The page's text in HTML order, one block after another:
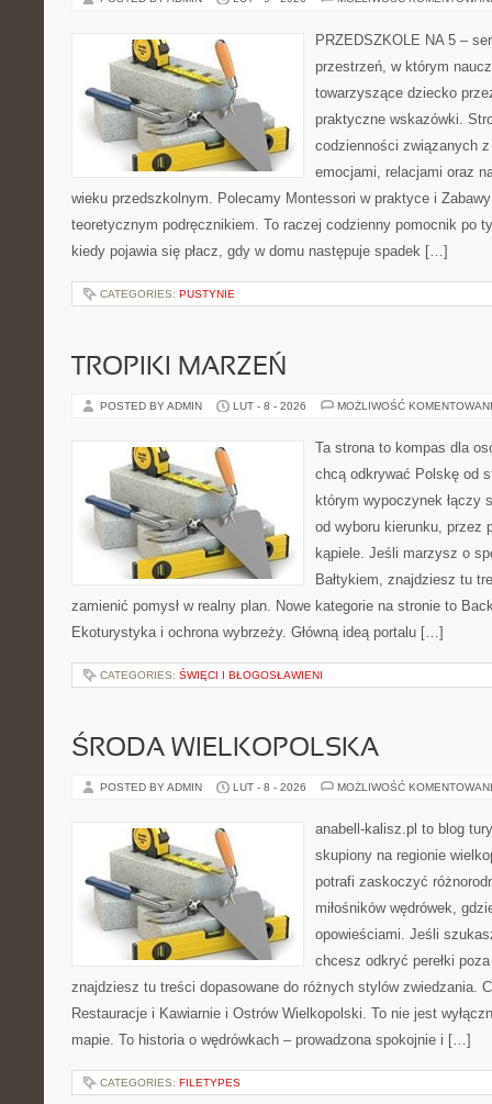
PRZEDSZKOLE NA 5 –
przestrzeń, w którym
towarzyszące dziecko
praktyczne wskazówki.
codzienności związanych
emocjami, relacjami oraz
wieku przedszkolnym. Polecamy Montessori w praktyce i
teoretycznym podręcznikiem. To raczej codzienny pomocnik po
kiedy pojawia się płacz, gdy w domu następuje spadek […]
CATEGORIES: PUSTYNIE
TROPIKI MARZEŃ
POSTED BY ADMIN LUT - 8 - 2026 MOŻLIWOŚĆ
Ta strona to kompas dla
chcą odkrywać Polskę od
którym wypoczynek łączy
od wyboru kierunku, przez
kąpiele. Jeśli marzysz o
Bałtykiem, znajdziesz tu
zamienić pomysł w realny plan. Nowe kategorie na stronie to
Ekoturystyka i ochrona wybrzeży. Główną ideą portalu […]
CATEGORIES: ŚWIĘCI I BŁOGOSŁAWIENI
ŚRODA WIELKOPOLSKA
POSTED BY ADMIN LUT - 8 - 2026 MOŻLIWOŚĆ
anabell-kalisz.pl to blog
skupiony na regionie
potrafi zaskoczyć
miłośników wędrówek,
opowieściami. Jeśli
chcesz odkryć perełki
znajdziesz tu treści dopasowane do różnych stylów zwiedzania.
Restauracje i Kawiarnie i Ostrów Wielkopolski. To nie jest
mapie. To historia o wędrówkach – prowadzona spokojnie i […]
CATEGORIES: FILETYPES